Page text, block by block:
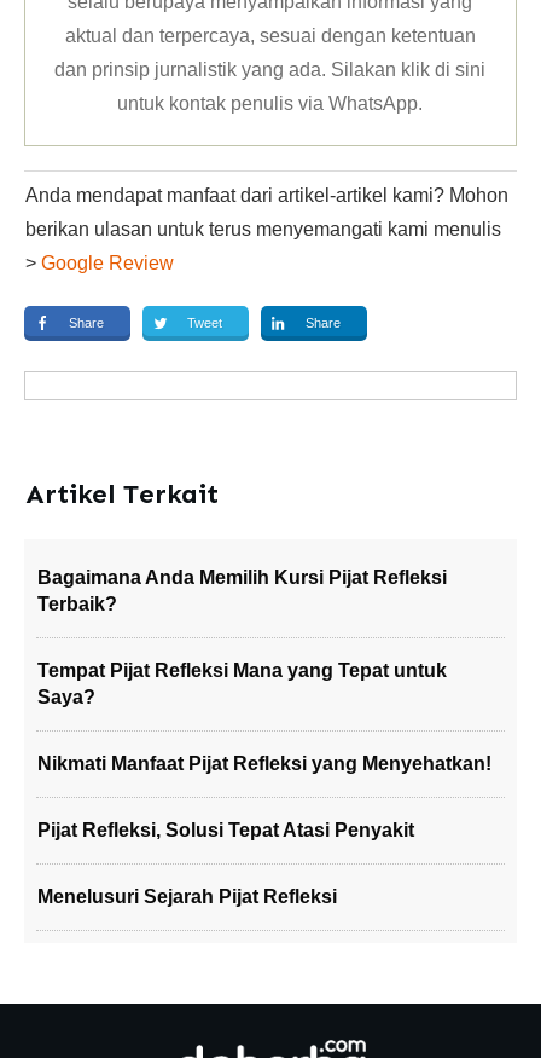
aktual dan terpercaya, sesuai dengan ketentuan
dan prinsip jurnalistik yang ada. Silakan klikdi sini
untuk kontak penulis via WhatsApp.
Anda mendapat manfaat dari artikel-artikel kami? Mohon
berikan ulasan untuk terus menyemangati kami menulis
> Google Review
Share Tweet Share
Artikel Terkait
Bagaimana Anda Memilih Kursi Pijat Refleksi
Terbaik?
Tempat Pijat Refleksi Mana yang Tepat untuk
Saya?
Nikmati Manfaat Pijat Refleksi yang Menyehatkan!
Pijat Refleksi, Solusi Tepat Atasi Penyakit
Menelusuri Sejarah Pijat Refleksi